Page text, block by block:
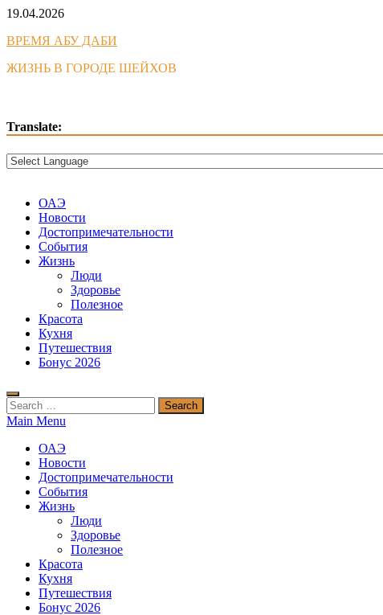
Skip
content
19.04.2026
ВРЕМЯ АБУ ДАБИ
ЖИЗНЬ В ГОРОДЕ ШЕЙХОВ
Translate:
ОАЭ
Новости
Достопримечательности
События
Жизнь
Люди
Здоровье
Полезное
Красота
Кухня
Путешествия
Бонус 2026
Search
for:
Main Menu
ОАЭ
Новости
Достопримечательности
События
Жизнь
Люди
Здоровье
Полезное
Красота
Кухня
Путешествия
Бонус 2026